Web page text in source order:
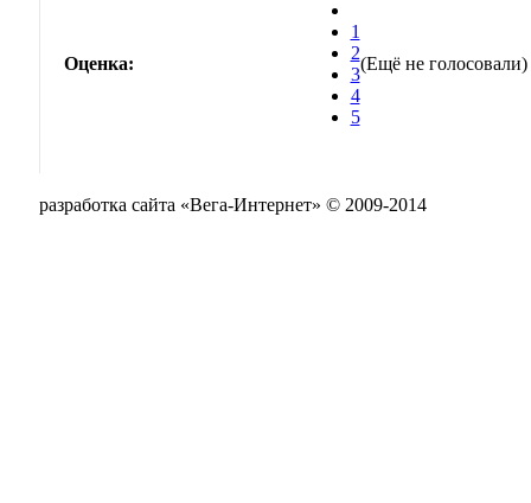
Оценка:
1
2
3
4
5
(Ещё не голосовали)
разработка сайта «Вега-Интернет» © 2009-2014